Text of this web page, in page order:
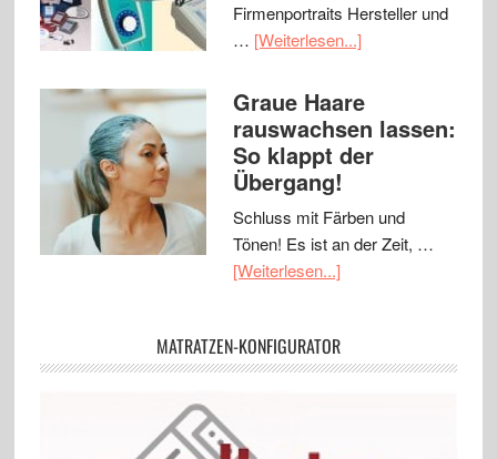
Firmenportraits Hersteller und
… [Weiterlesen...]
Graue Haare
rauswachsen lassen:
So klappt der
Übergang!
Schluss mit Färben und
Tönen! Es ist an der Zeit, …
[Weiterlesen...]
MATRATZEN-KONFIGURATOR